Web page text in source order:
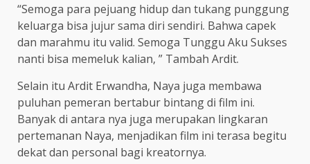
“Semoga para pejuang hidup dan tukang punggung
keluarga bisa jujur sama diri sendiri. Bahwa capek
dan marahmu itu valid. Semoga Tunggu Aku Sukses
nanti bisa memeluk kalian, ” Tambah Ardit.
Selain itu Ardit Erwandha, Naya juga membawa
puluhan pemeran bertabur bintang di film ini.
Banyak di antara nya juga merupakan lingkaran
pertemanan Naya, menjadikan film ini terasa begitu
dekat dan personal bagi kreatornya.